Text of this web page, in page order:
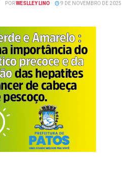
PORWESLLEY LINO 9 DE NOVEMBRO DE 2025